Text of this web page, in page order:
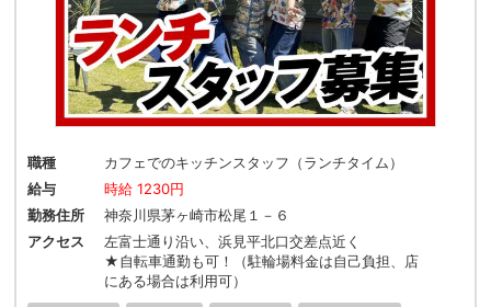
職種
カフェでのキッチンスタッフ（ランチタイム）
給与
時給 1230円
勤務住所
神奈川県茅ヶ崎市松尾１－６
アクセス
左富士通り沿い、浜見平北口交差点近く
★自転車通勤も可！（駐輪場料金は自己負担、店
にある場合は利用可）